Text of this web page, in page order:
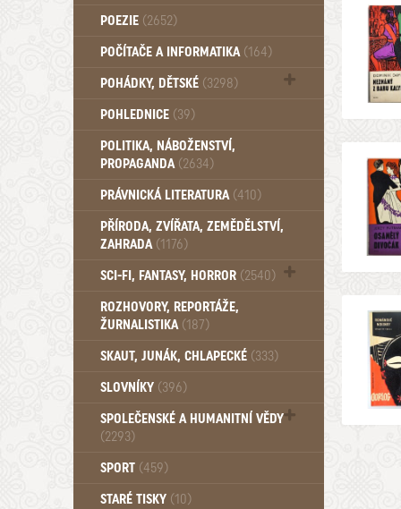
POEZIE (2652)
POČÍTAČE A INFORMATIKA (164)
POHÁDKY, DĚTSKÉ (3298)
Pro děti a mládež (2894)
Pohádky, Dětské - Od roku 1949 (257)
POHLEDNICE (39)
POLITIKA, NÁBOŽENSTVÍ,
PROPAGANDA (2634)
PRÁVNICKÁ LITERATURA (410)
PŘÍRODA, ZVÍŘATA, ZEMĚDĚLSTVÍ,
ZAHRADA (1176)
SCI-FI, FANTASY, HORROR (2540)
UFO (14)
ROZHOVORY, REPORTÁŽE,
ŽURNALISTIKA (187)
SKAUT, JUNÁK, CHLAPECKÉ (333)
SLOVNÍKY (396)
SPOLEČENSKÉ A HUMANITNÍ VĚDY
(2293)
Pedagogika (191)
Psychologie a osobní rozvoj (761)
SPORT (459)
STARÉ TISKY (10)